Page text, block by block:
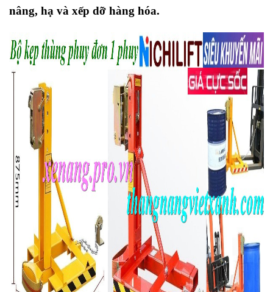
nâng, hạ và xếp dỡ hàng hóa.